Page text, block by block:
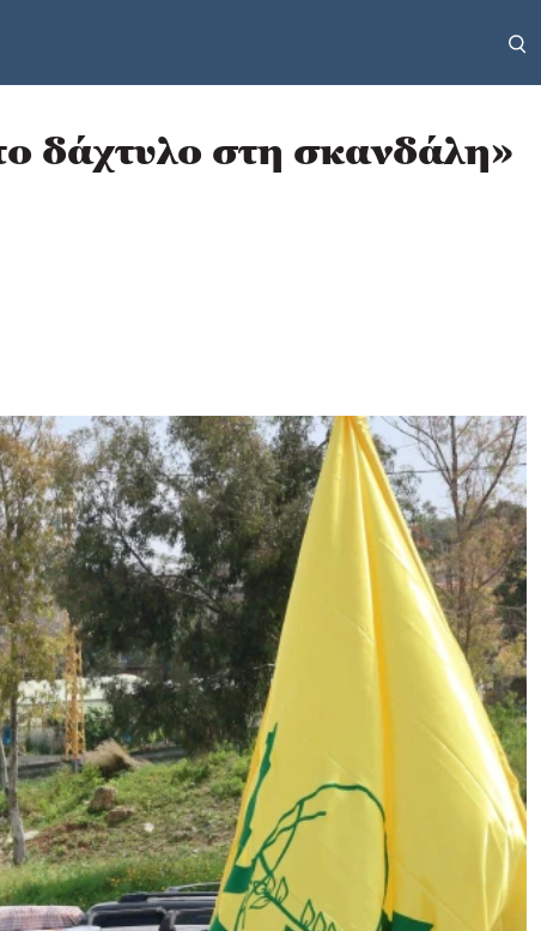
δάχτυλο στη σκανδάλη»